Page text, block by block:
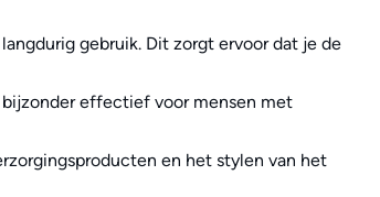
gebruik. Dit zorgt ervoor dat je de
bijzonder effectief voor mensen met
en het stylen van het